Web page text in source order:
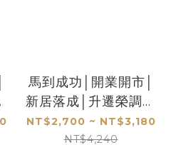
馬到成功│開業開市│
新居落成│升遷榮調祝
賀禮品│客製化禮物
NT$2,700 ~ NT$3,180
NT$4,240